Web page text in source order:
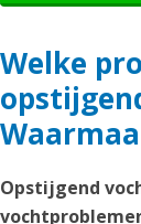
Welke
Opstijgend